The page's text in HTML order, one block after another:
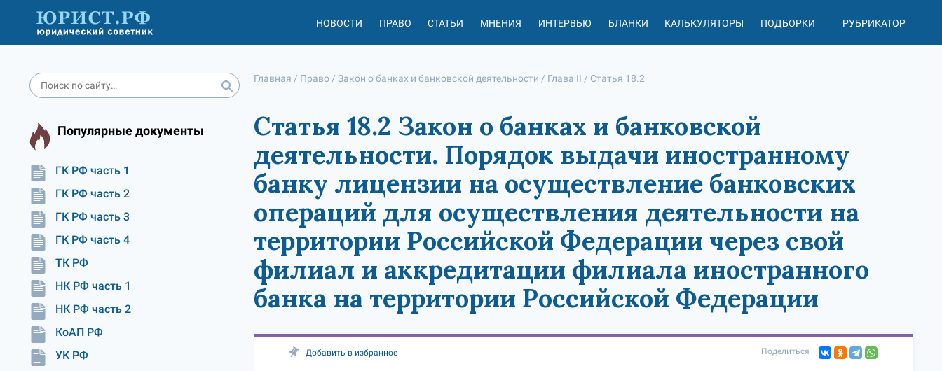
НОВОСТИ ПРАВО СТАТЬИ МНЕНИЯ ИНТЕРВЬЮ БЛАНКИ КАЛЬКУЛЯТОРЫ ПОДБОРКИ РУБРИКАТОР
Популярные документы
ГК РФ часть 1
ГК РФ часть 2
ГК РФ часть 3
ГК РФ часть 4
ТК РФ
НК РФ часть 1
НК РФ часть 2
КоАП РФ
УК РФ
Главная / Право / Закон о банках и банковской деятельности / Глава II / Статья 18.2
Статья 18.2 Закон о банках и банковской
деятельности. Порядок выдачи иностранному
банку лицензии на осуществление банковских
операций для осуществления деятельности на
территории Российской Федерации через свой
филиал и аккредитации филиала иностранного
банка на территории Российской Федерации
Добавить в избранное Поделиться